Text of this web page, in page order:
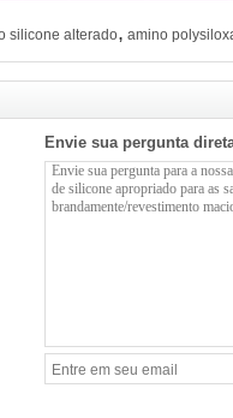
silicone alterado, amino
Envie sua pergunta